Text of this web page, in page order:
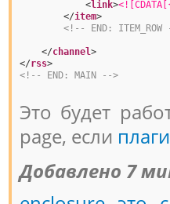
<link>
</item>
<!-- END: ITEM_ROW
</channel>
</rss>
<!-- END: MAIN -->
Это будет
page, если
Добавлено 7